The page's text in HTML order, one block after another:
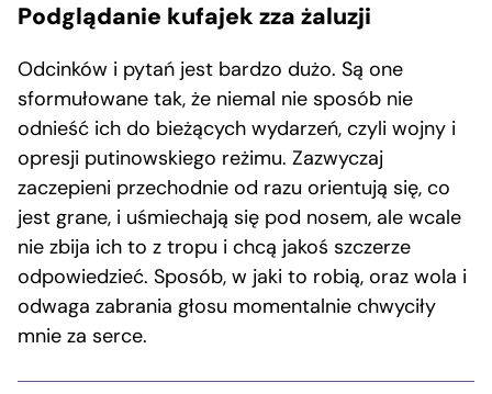
Podglądanie kufajek zza żaluzji
Odcinków i pytań jest bardzo dużo. Są one
sformułowane tak, że niemal nie sposób nie
odnieść ich do bieżących wydarzeń, czyli wojny i
opresji putinowskiego reżimu. Zazwyczaj
zaczepieni przechodnie od razu orientują się, co
jest grane, i uśmiechają się pod nosem, ale wcale
nie zbija ich to z tropu i chcą jakoś szczerze
odpowiedzieć. Sposób, w jaki to robią, oraz wola i
odwaga zabrania głosu momentalnie chwyciły
mnie za serce.